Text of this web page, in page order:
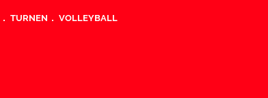
TURNEN VOLLEYBALL